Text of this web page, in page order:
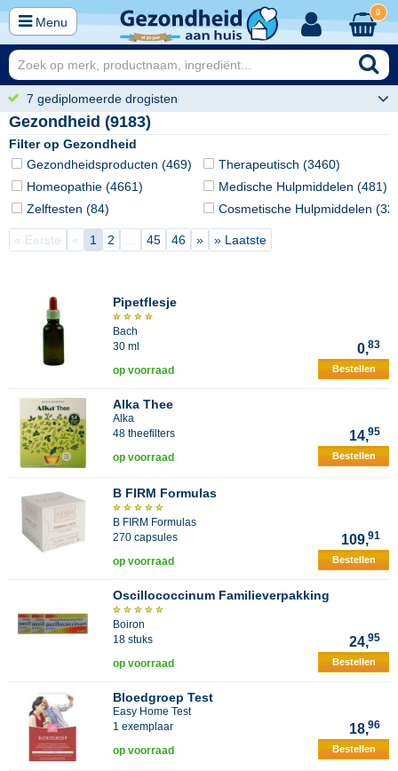
Menu
0
7 gediplomeerde drogisten
Gezondheid (9183)
Filter op Gezondheid
Gezondheidsproducten (469)
Homeopathie (4661)
Zelftesten (84)
Therapeutisch (3460)
Medische Hulpmiddelen (481)
Cosmetische Hulpmiddelen (32)
« Eerste « 1 2 45 46 » » Laatste
Pipetflesje
Bach
30 ml
0,83
op voorraad Bestellen
Alka Thee
Alka
48 theefilters
14,95
op voorraad Bestellen
B FIRM Formulas
B FIRM Formulas
270 capsules
109,91
op voorraad Bestellen
Oscillococcinum Familieverpakking
Boiron
18 stuks
24,95
op voorraad Bestellen
Bloedgroep Test
Easy Home Test
1 exemplaar
18,96
op voorraad Bestellen